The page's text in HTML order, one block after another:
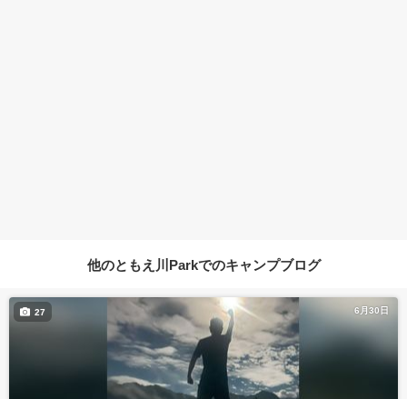
他のともえ川Parkでのキャンプブログ
6月30日
27